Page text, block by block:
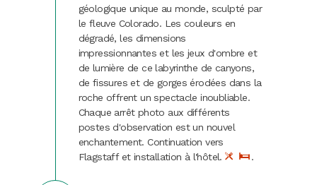
géologique unique au monde, sculpté par
le fleuve Colorado. Les couleurs en
dégradé, les dimensions
impressionnantes et les jeux d'ombre et
de lumière de ce labyrinthe de canyons,
de fissures et de gorges érodées dans la
roche offrent un spectacle inoubliable.
Chaque arrêt photo aux différents
postes d'observation est un nouvel
enchantement. Continuation vers
Flagstaff et installation à l'hôtel.
.